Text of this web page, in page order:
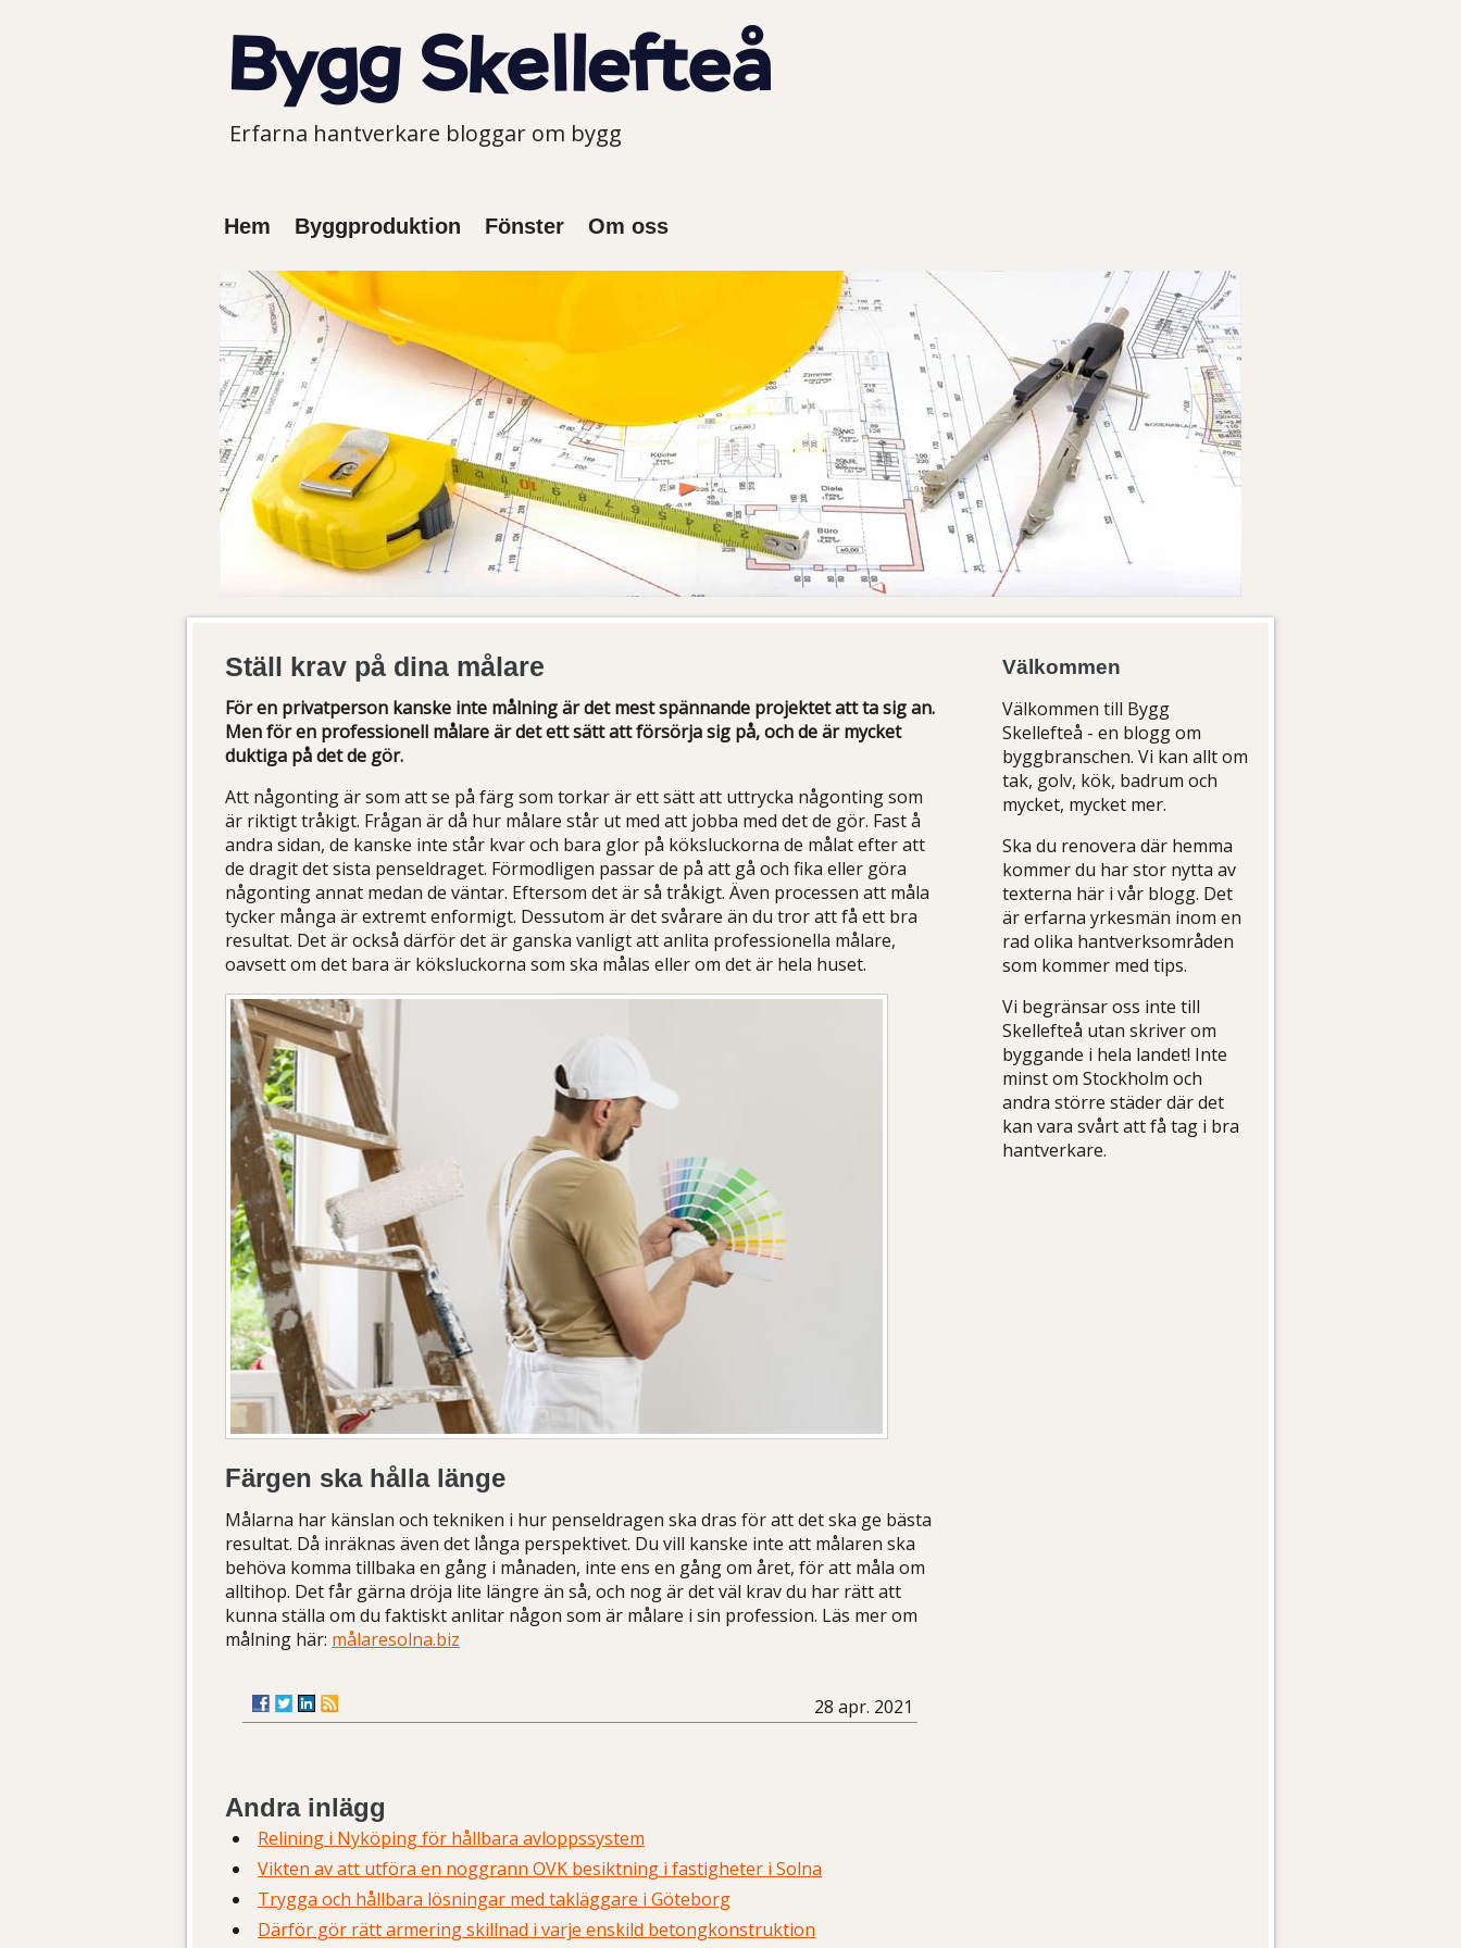
Erfarna hantverkare bloggar om bygg
Hem Byggproduktion Fönster Om oss
Ställ krav på dina målare
För en privatperson kanske inte målning är det mest spännande projektet att ta sig an.
Men för en professionell målare är det ett sätt att försörja sig på, och de är mycket
duktiga på det de gör.
Att någonting är som att se på färg som torkar är ett sätt att uttrycka någonting som
är riktigt tråkigt. Frågan är då hur målare står ut med att jobba med det de gör. Fast å
andra sidan, de kanske inte står kvar och bara glor på köksluckorna de målat efter att
de dragit det sista penseldraget. Förmodligen passar de på att gå och fika eller göra
någonting annat medan de väntar. Eftersom det är så tråkigt. Även processen att måla
tycker många är extremt enformigt. Dessutom är det svårare än du tror att få ett bra
resultat. Det är också därför det är ganska vanligt att anlita professionella målare,
oavsett om det bara är köksluckorna som ska målas eller om det är hela huset.
Färgen ska hålla länge
Målarna har känslan och tekniken i hur penseldragen ska dras för att det ska ge bästa
resultat. Då inräknas även det långa perspektivet. Du vill kanske inte att målaren ska
behöva komma tillbaka en gång i månaden, inte ens en gång om året, för att måla om
alltihop. Det får gärna dröja lite längre än så, och nog är det väl krav du har rätt att
kunna ställa om du faktiskt anlitar någon som är målare i sin profession. Läs mer om
målning här: målaresolna.biz
28 apr. 2021
Andra inlägg
Relining i Nyköping för hållbara avloppssystem
Vikten av att utföra en noggrann OVK besiktning i fastigheter i Solna
Trygga och hållbara lösningar med takläggare i Göteborg
Därför gör rätt armering skillnad i varje enskild betongkonstruktion
Välkommen
Välkommen till Bygg
Skellefteå - en blogg om
byggbranschen. Vi kan allt om
tak, golv, kök, badrum och
mycket, mycket mer.
Ska du renovera där hemma
kommer du har stor nytta av
texterna här i vår blogg. Det
är erfarna yrkesmän inom en
rad olika hantverksområden
som kommer med tips.
Vi begränsar oss inte till
Skellefteå utan skriver om
byggande i hela landet! Inte
minst om Stockholm och
andra större städer där det
kan vara svårt att få tag i bra
hantverkare.